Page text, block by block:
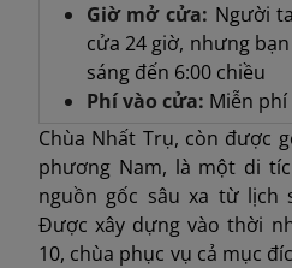
Giờ mở cửa: Người
cửa 24 giờ, nhưng
sáng đến 6:00 chiều
Phí vào cửa: Miễn phí
Chùa Nhất Trụ, còn được
phương Nam, là một di
nguồn gốc sâu xa từ lịch
Được xây dựng vào thời
10, chùa phục vụ cả mục